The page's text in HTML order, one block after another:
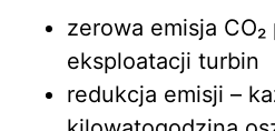
zerowa emisja
eksploatacji turbin
redukcja emisji –